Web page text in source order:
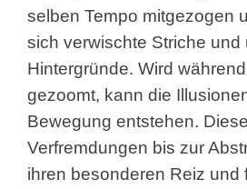
selben Tempo mitgezogen
sich verwischte Striche und
Hintergründe. Wird
gezoomt, kann die
Bewegung entstehen.
Verfremdungen bis zur
ihren besonderen Reiz und